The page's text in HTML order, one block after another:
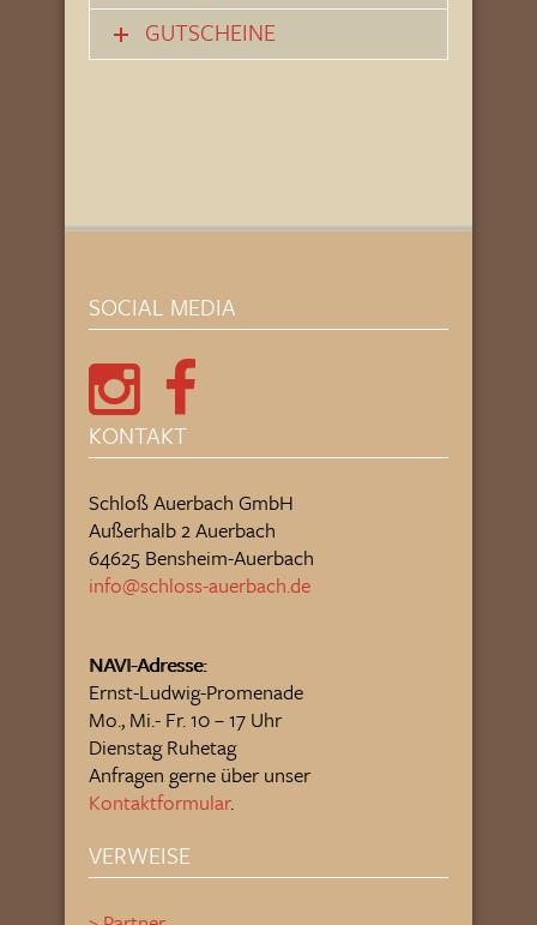
GUTSCHEINE
SOCIAL MEDIA
KONTAKT
Schloß Auerbach GmbH
Außerhalb 2 Auerbach
64625 Bensheim-Auerbach
info@schloss-auerbach.de
NAVI-Adresse:
Ernst-Ludwig-Promenade
Mo., Mi.- Fr. 10 – 17 Uhr
Dienstag Ruhetag
Anfragen gerne über unser
Kontaktformular.
VERWEISE